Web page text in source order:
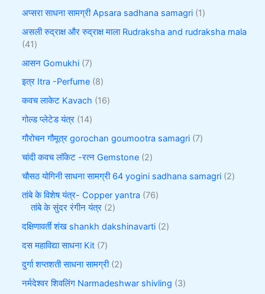
अप्सरा साधना सामग्री Apsara sadhana samagri 1
असली रुद्राक्ष और रुद्राक्ष माला Rudraksha and rudraksha mala
41
आसन Gomukhi 7
इत्र Itra -Perfume 8
कवच लाकेट Kavach 16
गोल्ड प्लेटेड यंत्र 14
गौरोचन गौमूत्र gorochan goumootra samagri 7
चांदी कवच लॉकेट -रत्न Gemstone 2
चौसठ योगिनी साधना सामग्री 64 yogini sadhana samagri 2
तांबे के विशेष यंत्र- Copper yantra 76
तांबे के सुंदर रंगीन यंत्र 2
दक्षिणावर्ती शंख shankh dakshinavarti 2
दस महाविद्या साधना Kit 7
दुर्गा शप्तशती साधना सामग्री 2
नर्मदेश्वर शिवलिंग Narmadeshwar shivling 3